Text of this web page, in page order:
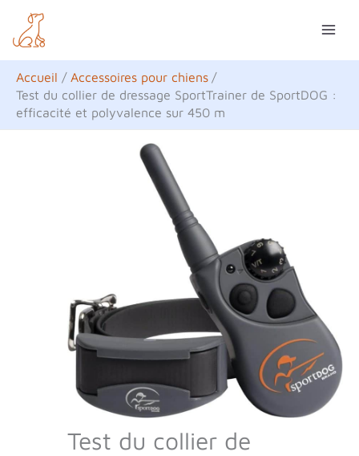
contenu
Accueil
Accessoires pour chiens
Test du collier de dressage SportTrainer de SportDOG :
efficacité et polyvalence sur 450 m
Test du collier de
e
c
h
e